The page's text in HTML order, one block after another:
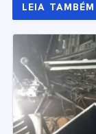
LEIA TAMBÉM